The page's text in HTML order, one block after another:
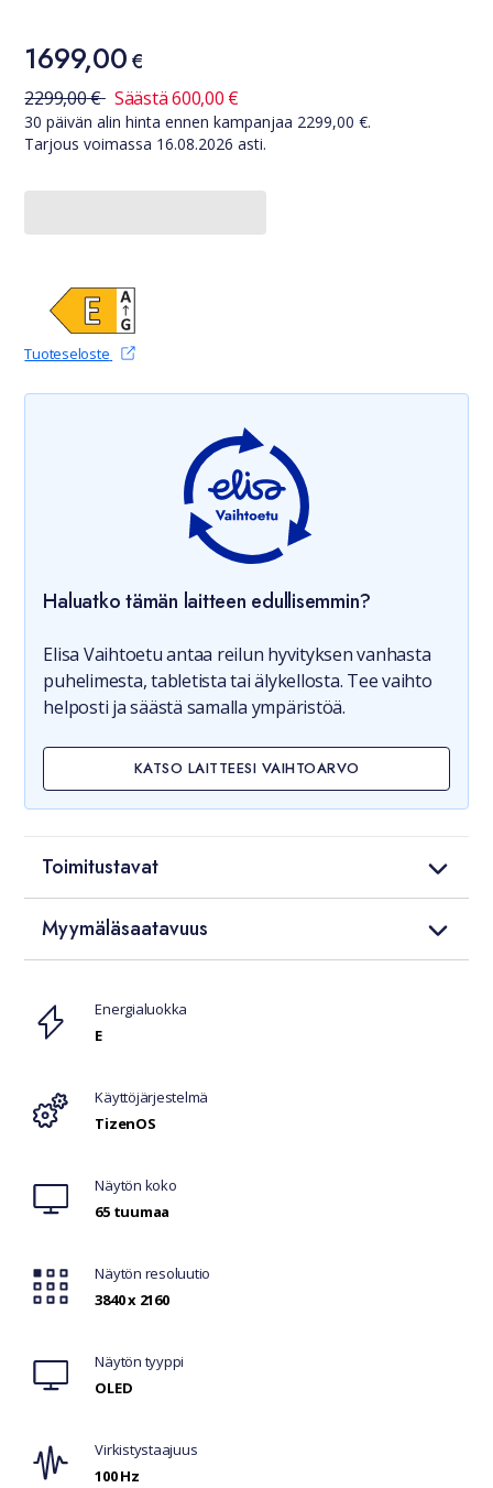
Hinta
1699,00 €
1699,00€
30 päivän alin hinta ennen kampanjaa
2299,00€ Säästä600,00 €
30 päivän alin hinta ennen kampanjaa 2299,00 €.
Tarjous voimassa 16.08.2026 asti.
Tuoteseloste(avautuu uudessa välilehdessä)
Haluatko tämän laitteen edullisemmin?
Elisa Vaihtoetu antaa reilun hyvityksen vanhasta
puhelimesta, tabletista tai älykellosta. Tee vaihto
helposti ja säästä samalla ympäristöä.
KATSO LAITTEESI VAIHTOARVO
Toimitustavat
Myymäläsaatavuus
Ominaisuudet
Energialuokka
E
Käyttöjärjestelmä
TizenOS
Näytön koko
65 tuumaa
Näytön resoluutio
3840 x 2160
Näytön tyyppi
OLED
Virkistystaajuus
100 Hz